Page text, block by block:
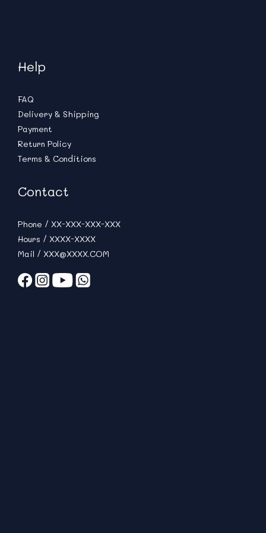
Help
FAQ
Delivery & Shipping
Payment
Return Policy
Terms & Conditions
Contact
Phone / XX-XXX-XXX-XXX
Hours / XXXX-XXXX
Mail / XXX@XXXX.COM